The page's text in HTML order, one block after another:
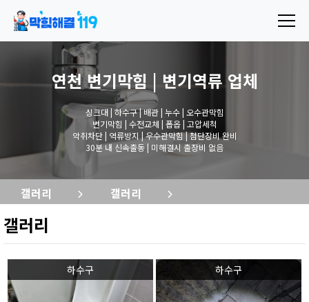
연천 변기막힘 | 변기역류 업체
싱크대 | 하수구 | 배관 | 누수 | 오수관막힘
변기막힘 | 수전교체 | 폽옵 | 고압세척
악취차단 | 역류방지 | 우수관막힘 | 첨단장비 완비
30분 내 신속출동 | 미해결시 출장비 없음
갤러리 갤러리
갤러리
하수구 하수구